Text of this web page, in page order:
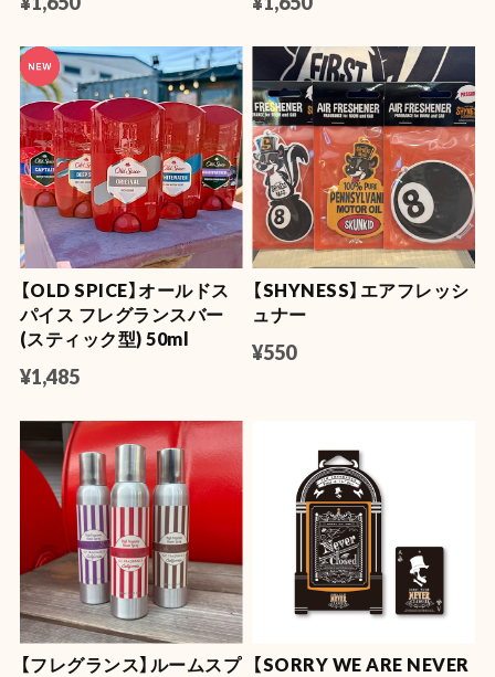
【OLD SPICE】オールドス
パイス フレグランスバー
(スティック型) 50ml
¥1,485
【SHYNESS】エアフレッシ
ュナー
¥550
【フレグランス】ルームスプ
【SORRY WE ARE NEVER